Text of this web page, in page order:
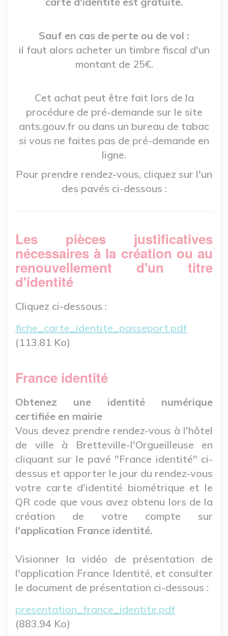
Sauf en cas de perte ou de vol :
il faut alors acheter un timbre fiscal d'un
montant de 25€.
Cet achat peut être fait lors de la
procédure de pré-demande sur le site
ants.gouv.fr ou dans un bureau de tabac
si vous ne faites pas de pré-demande en
ligne.
Pour prendre rendez-vous, cliquez sur l'un
des pavés ci-dessous :
Les pièces justificatives
nécessaires à la création ou au
renouvellement d'un titre
d'identité
Cliquez ci-dessous :
Fichier
fiche_carte_identite_passeport.pdf
(113.81 Ko)
France identité
Obtenez une identité numérique
certifiée en mairie
Vous devez prendre rendez-vous à l'hôtel
de ville à Bretteville-l'Orgueilleuse en
cliquant sur le pavé "France identité" ci-
dessus et apporter le jour du rendez-vous
votre carte d'identité biométrique et le
QR code que vous avez obtenu lors de la
création de votre compte sur
l'application France identité.
Visionner la vidéo de présentation de
l'application France Identité, et consulter
le document de présentation ci-dessous :
Fichier
presentation_france_identite.pdf
(883.94 Ko)